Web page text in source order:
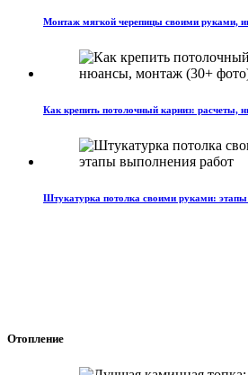
Монтаж мягкой черепицы своими руками,
Как крепить потолочный карниз: расчеты,
Штукатурка потолка своими руками:
Отопление